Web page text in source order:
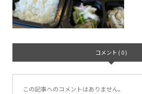
コメント ( 0 )
この記事へのコメントはありません。